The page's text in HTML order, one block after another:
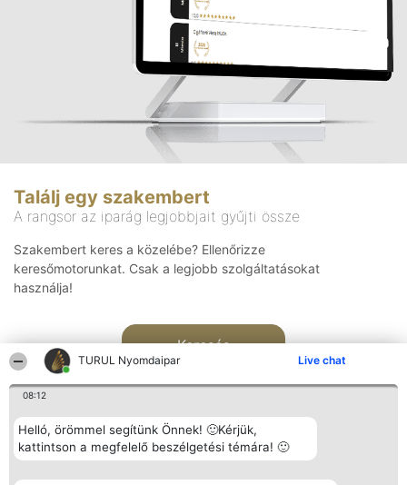
TURUL Nyomdaipar Live chat
08:12
Helló, örömmel segítünk Önnek! 🙂Kérjük,
kattintson a megfelelő beszélgetési témára! 🙂
Találj egy szakembert
A rangsor az iparág legjobbjait gyűjti össze
Szakembert keres a közelébe? Ellenőrizze
keresőmotorunkat. Csak a legjobb szolgáltatásokat
használja!
Keresés
Rangsorszervező Népszavazás Elérhetőség